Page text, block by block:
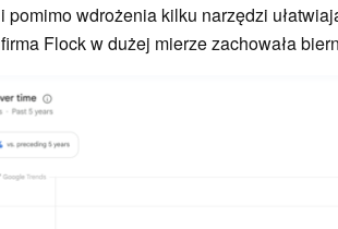
i pomimo wdrożenia kilku narzędzi
firma Flock w dużej mierze zachowała